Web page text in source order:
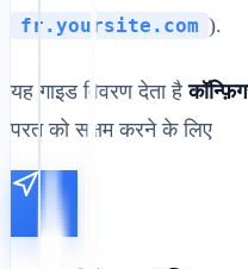
fr.yoursite.com ).
यह गाइड विवरण देता है
परत को सक्षम करने के लिए